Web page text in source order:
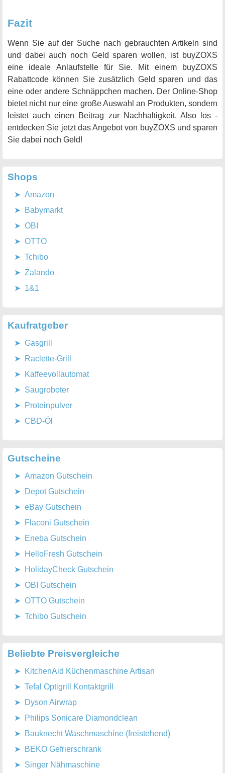
Fazit
Wenn Sie auf der Suche nach gebrauchten Artikeln sind
und dabei auch noch Geld sparen wollen, ist buyZOXS
eine ideale Anlaufstelle für Sie. Mit einem buyZOXS
Rabattcode können Sie zusätzlich Geld sparen und das
eine oder andere Schnäppchen machen. Der Online-Shop
bietet nicht nur eine große Auswahl an Produkten, sondern
leistet auch einen Beitrag zur Nachhaltigkeit. Also los -
entdecken Sie jetzt das Angebot von buyZOXS und sparen
Sie dabei noch Geld!
Shops
Amazon
Babymarkt
OBI
OTTO
Tchibo
Zalando
1&1
Kaufratgeber
Gasgrill
Raclette-Grill
Kaffeevollautomat
Saugroboter
Proteinpulver
CBD-Öl
Gutscheine
Amazon Gutschein
Depot Gutschein
eBay Gutschein
Flaconi Gutschein
Eneba Gutschein
HelloFresh Gutschein
HolidayCheck Gutschein
OBI Gutschein
OTTO Gutschein
Tchibo Gutschein
Beliebte Preisvergleiche
KitchenAid Küchenmaschine Artisan
Tefal Optigrill Kontaktgrill
Dyson Airwrap
Philips Sonicare Diamondclean
Bauknecht Waschmaschine (freistehend)
BEKO Gefrierschrank
Singer Nähmaschine